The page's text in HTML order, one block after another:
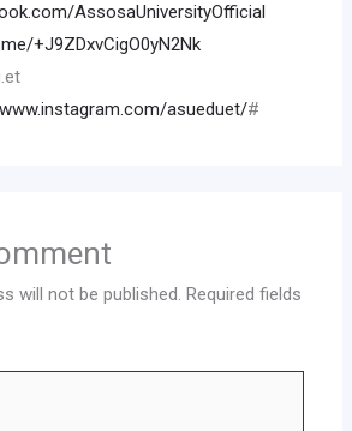
AssosaUniversityOfficial
+J9ZDxvCigO0yN2Nk
asueduet/#
will not be published. Required fields